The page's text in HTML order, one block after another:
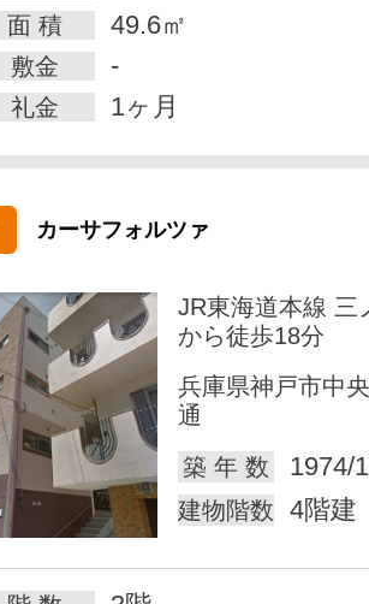
面 積 49.6㎡
敷金 -
礼金 1ヶ月
カーサフォルツァ
JR東海道本線 三
から徒歩18分
兵庫県神戸市中
通
築 年 数
1974/
建物階数 4階建